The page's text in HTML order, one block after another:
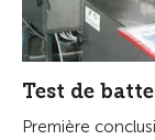
Test de
Première